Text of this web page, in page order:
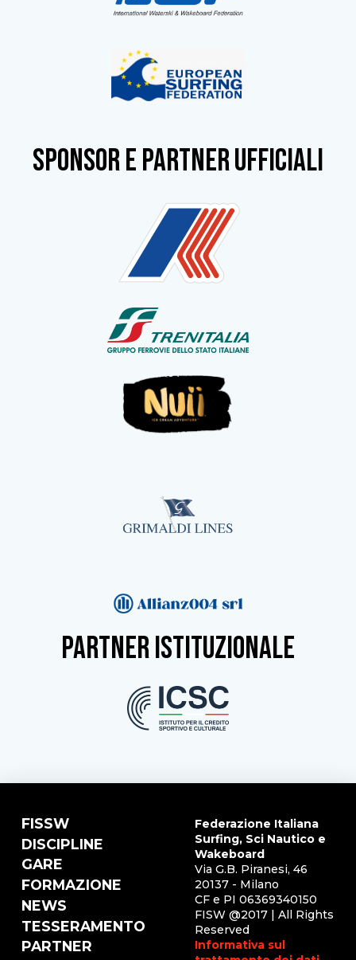
SPONSOR e partner ufficiali
partner istituzionale
FISSW
DISCIPLINE
GARE
FORMAZIONE
NEWS
TESSERAMENTO
PARTNER
Federazione Italiana
Surfing, Sci Nautico e
Wakeboard
Via G.B. Piranesi, 46
20137 - Milano
CF e PI 06369340150
FISW @2017 | All Rights
Reserved
Informativa sul